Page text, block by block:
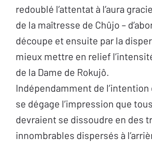
redoublé l’attentat à l’aura
de la maîtresse de Chûjo –
découpe et ensuite par la
mieux mettre en relief
de la Dame de Rokujô.
Indépendamment de
se dégage l’impression que
devraient se dissoudre en des
innombrables dispersés à